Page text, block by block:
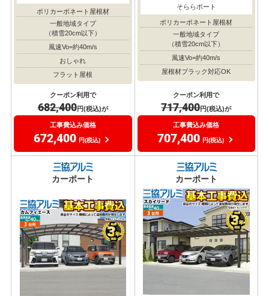
ポリカーボネート屋根材
一般地域タイプ
（積雪20cm以下）
風速Vo=約40m/s
おしゃれ
フラット屋根
クーポン利用で
682,400円(税込)が
工事費込み価格
672,400 円(税込)
そららポート
ポリカーボネート屋根材
一般地域タイプ
（積雪20cm以下）
風速Vo=約40m/s
屋根材ブラック対応OK
クーポン利用で
717,400円(税込)が
工事費込み価格
707,400 円(税込)
カーポート カーポート